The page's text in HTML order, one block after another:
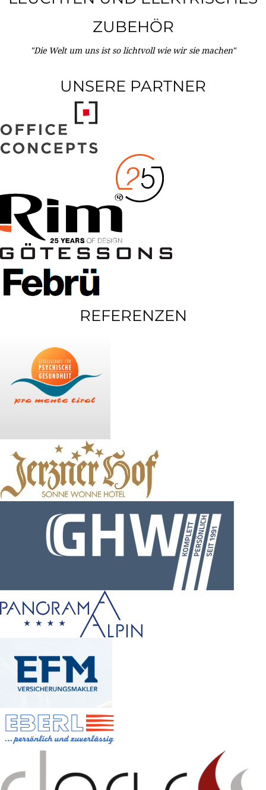
ZUBEHÖR
"Die Welt um uns ist so lichtvoll wie wir sie machen"
UNSERE PARTNER
REFERENZEN